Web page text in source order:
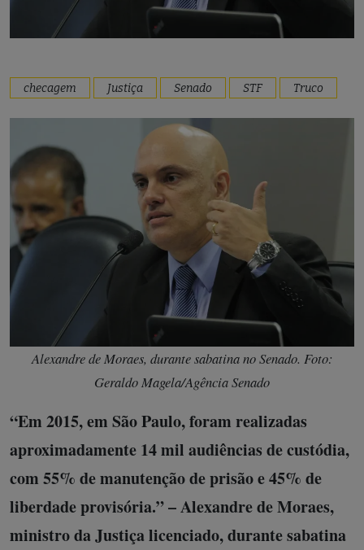
checagem Justiça Senado STF Truco
Alexandre de Moraes, durante sabatina no Senado. Foto:
Geraldo Magela/Agência Senado
“Em 2015, em São Paulo, foram realizadas
aproximadamente 14 mil audiências de custódia,
com 55% de manutenção de prisão e 45% de
liberdade provisória.” – Alexandre de Moraes,
ministro da Justiça licenciado, durante sabatina